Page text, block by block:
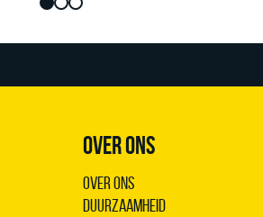
OVER ONS
Over ons
Duurzaamheid